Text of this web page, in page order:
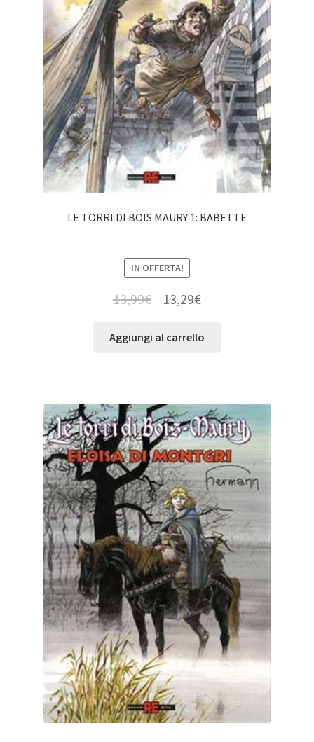
LE TORRI DI BOIS MAURY 1: BABETTE
IN OFFERTA!
13,99€ 13,29€
Aggiungi al carrello